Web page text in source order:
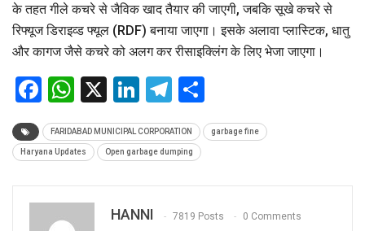
के तहत गीले कचरे से जैविक खाद तैयार की जाएगी, जबकि सूखे कचरे से
रिफ्यूज डिराइव्ड फ्यूल (RDF) बनाया जाएगा। इसके अलावा प्लास्टिक, धातु
और कागज जैसे कचरे को अलग कर रीसाइक्लिंग के लिए भेजा जाएगा।
Facebook
WhatsApp
X LinkedIn
Telegram
FARIDABAD MUNICIPAL CORPORATION garbage fine
Haryana Updates Open garbage dumping
HANNI 7819 Posts 0 Comments